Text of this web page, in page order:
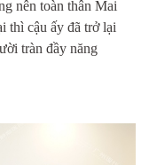
nên toàn thân Mai
thì cậu ấy đã trở lại
tràn đầy năng